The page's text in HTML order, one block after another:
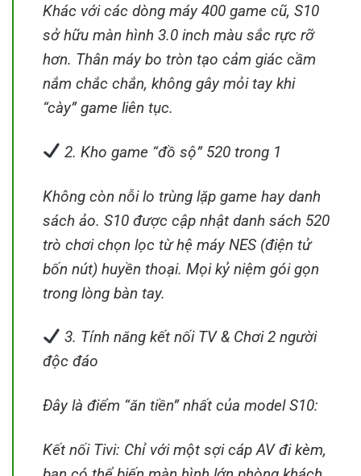
Khác với các dòng máy 400 game cũ, S10
sở hữu màn hình 3.0 inch màu sắc rực rỡ
hơn. Thân máy bo tròn tạo cảm giác cầm
nắm chắc chắn, không gây mỏi tay khi
“cày” game liên tục.
2. Kho game “đồ sộ” 520 trong 1
Không còn nỗi lo trùng lặp game hay danh
sách ảo. S10 được cập nhật danh sách 520
trò chơi chọn lọc từ hệ máy NES (điện tử
bốn nút) huyền thoại. Mọi kỷ niệm gói gọn
trong lòng bàn tay.
3. Tính năng kết nối TV & Chơi 2 người
độc đáo
Đây là điểm “ăn tiền” nhất của model S10:
Kết nối Tivi: Chỉ với một sợi cáp AV đi kèm,